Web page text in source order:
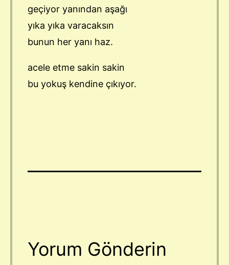
geçiyor yanından aşağı
yıka yıka varacaksın
bunun her yanı haz.
acele etme sakin sakin
bu yokuş kendine çıkıyor.
Yorum Gönderin